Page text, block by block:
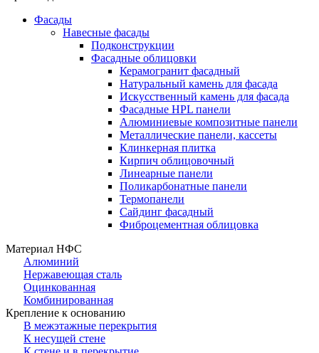
Фасады
Навесные фасады
Подконструкции
Фасадные облицовки
Керамогранит фасадный
Натуральный камень для фасада
Искусственный камень для фасада
Фасадные HPL панели
Алюминиевые композитные панели
Металлические панели, кассеты
Клинкерная плитка
Кирпич облицовочный
Линеарные панели
Поликарбонатные панели
Термопанели
Сайдинг фасадный
Фиброцементная облицовка
Материал НФС
Алюминий
Нержавеющая сталь
Оцинкованная
Комбинированная
Крепление к основанию
В межэтажные перекрытия
К несущей стене